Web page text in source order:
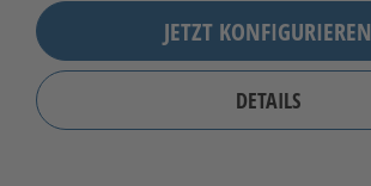
JETZT KONFIGURIEREN
DETAILS